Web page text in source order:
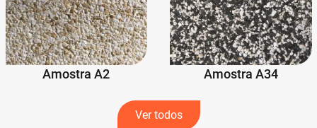
Amostra A2 Amostra A34
Ver todos